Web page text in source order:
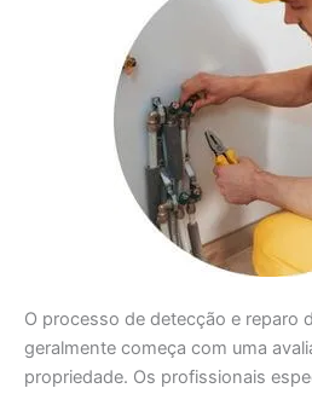
O processo de detecção e reparo
geralmente começa com uma
propriedade. Os profissionais